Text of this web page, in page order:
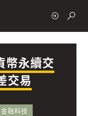
永續交
交易
金融科技